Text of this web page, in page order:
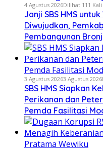
4 Agustus 2026Dilihat 111 Kali
Janji SBS HMS
Diwujudkan,
Pembangunan
3 Agustus 20263 Agustus 2026
SBS HMS Siapkan
Perikanan dan
Pemda Fasilitasi